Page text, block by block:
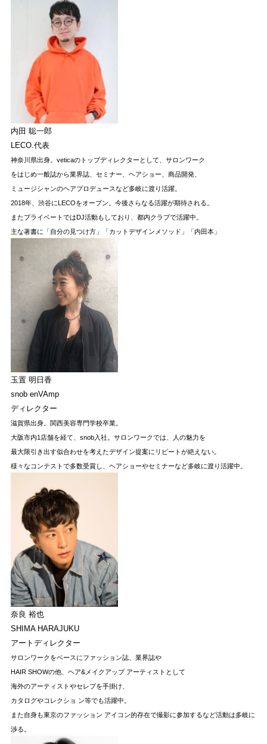
内田 聡一郎
LECO.代表
神奈川県出身。veticaのトップディレクターとして、サロンワーク
をはじめ一般誌から業界誌、セミナー、ヘアショー、商品開発、
ミュージシャンのヘアプロデュースなど多岐に渡り活躍。
2018年、渋谷にLECOをオープン。 今後さらなる活躍が期待される。
またプライベートではDJ活動もしており、都内クラブで活躍中。
主な著書に「自分の見つけ方」「カットデザインメソッド」「内田本」
玉置 明日香
snob enVAmp
ディレクター
滋賀県出身。関西美容専門学校卒業。
大阪市内1店舗を経て、snob入社。サロンワークでは、
人の魅力を
最大限引き出す似合わせを考えたデザイン提案にリピートが絶えない。
様々なコンテストで多数受賞し、 ヘアショーやセミナーなど多岐に渡り活躍中。
奈良 裕也
SHIMA HARAJUKU
アートディレクター
サロンワークをベースにファッション誌、業界誌や
HAIR SHOWの他、ヘア&メイクアップ アーティストとして
海外のアーティストやセレブを手掛け、
カタログやコレクショ ン等でも活躍中。
また自身も東京のファッション アイコン的存在で撮影に参加するなど活動は多岐に
渉る。